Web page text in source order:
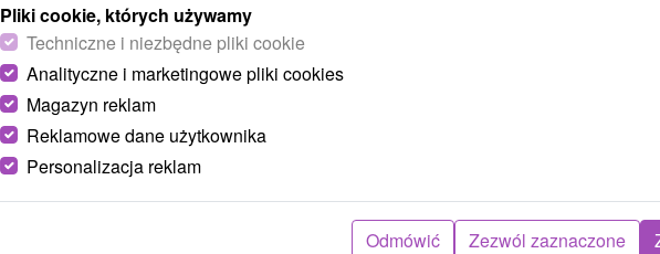
lekarskim i dwoma zabiegami na każdą noc
pobytu oraz codziennym...
Pliki cookie, których używamy
Techniczne i niezbędne pliki cookie
Analityczne i marketingowe pliki cookies
Magazyn reklam
Reklamowe dane użytkownika
Personalizacja reklam
Odmówić Zezwól zaznaczone